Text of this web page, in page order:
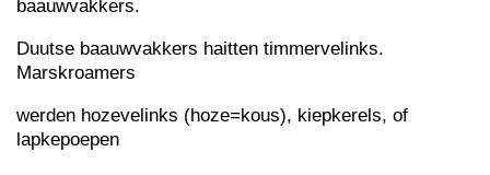
baauwvakkers.
Duutse baauwvakkers haitten timmervelinks.
Marskroamers
werden hozevelinks (hoze=kous), kiepkerels, of
lapkepoepen